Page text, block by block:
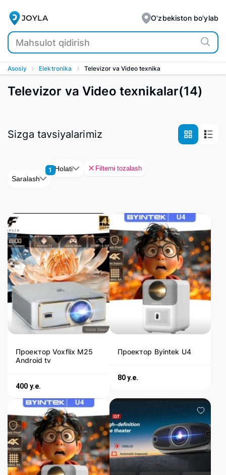
JOYLA O'zbekiston bo'ylab
Asosiy Elektronika Televizor va Video texnika
Televizor va Video texnikalar(14)
Sizga tavsiyalarimiz
Saralash
1 Holati Filterni tozalash
Проектор Voxflix M25
Android tv
400 y.e.
Проектор Byintek U4
80 y.e.